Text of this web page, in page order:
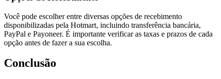
Você pode escolher entre diversas opções de recebimento
disponibilizadas pela Hotmart, incluindo transferência bancária,
PayPal e Payoneer. É importante verificar as taxas e prazos de cada
opção antes de fazer a sua escolha.
Conclusão